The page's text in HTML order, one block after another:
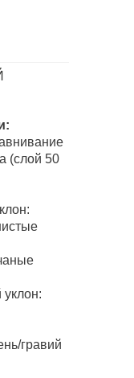
(слой 50
гравий